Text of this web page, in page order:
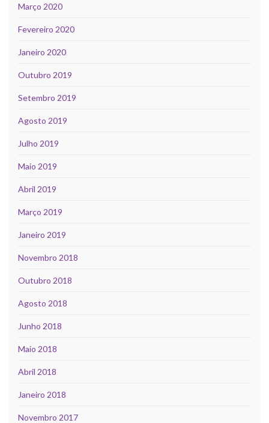
Março 2020
Fevereiro 2020
Janeiro 2020
Outubro 2019
Setembro 2019
Agosto 2019
Julho 2019
Maio 2019
Abril 2019
Março 2019
Janeiro 2019
Novembro 2018
Outubro 2018
Agosto 2018
Junho 2018
Maio 2018
Abril 2018
Janeiro 2018
Novembro 2017